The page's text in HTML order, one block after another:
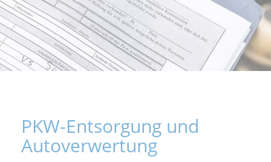
PKW-Entsorgung und
Autoverwertung